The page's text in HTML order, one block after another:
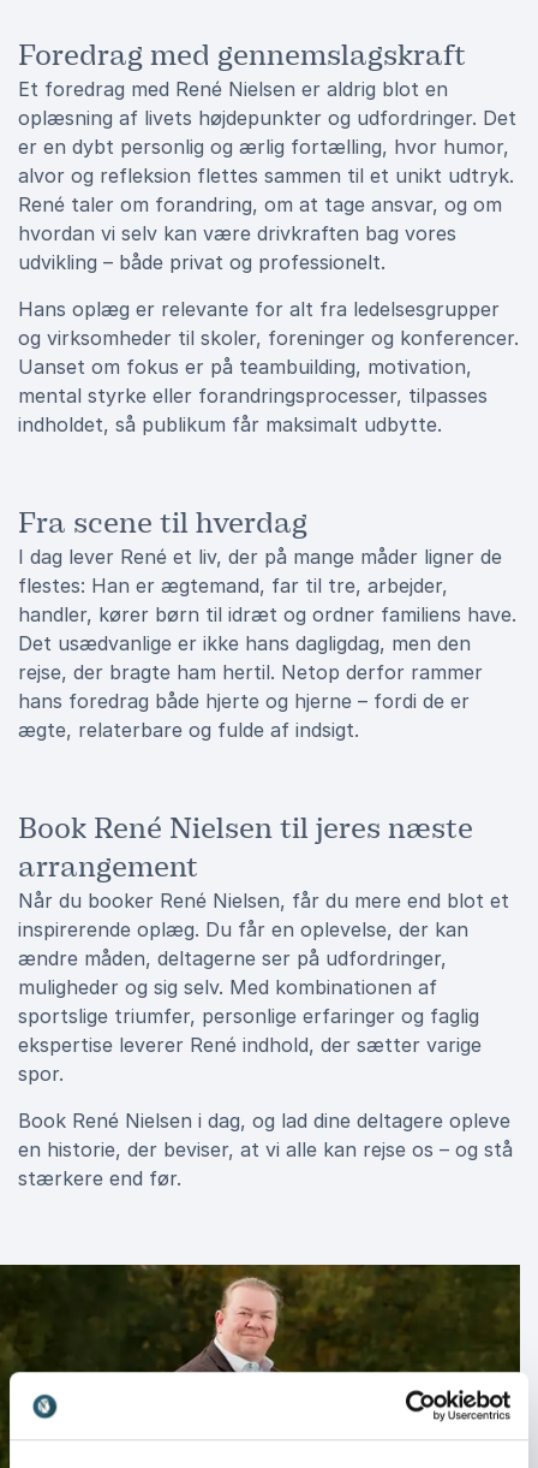
Foredrag med gennemslagskraft
Et foredrag med René Nielsen er aldrig blot en
oplæsning af livets højdepunkter og udfordringer. Det
er en dybt personlig og ærlig fortælling, hvor humor,
alvor og refleksion flettes sammen til et unikt udtryk.
René taler om forandring, om at tage ansvar, og om
hvordan vi selv kan være drivkraften bag vores
udvikling – både privat og professionelt.
Hans oplæg er relevante for alt fra ledelsesgrupper
og virksomheder til skoler, foreninger og konferencer.
Uanset om fokus er på teambuilding, motivation,
mental styrke eller forandringsprocesser, tilpasses
indholdet, så publikum får maksimalt udbytte.
Fra scene til hverdag
I dag lever René et liv, der på mange måder ligner de
flestes: Han er ægtemand, far til tre, arbejder,
handler, kører børn til idræt og ordner familiens have.
Det usædvanlige er ikke hans dagligdag, men den
rejse, der bragte ham hertil. Netop derfor rammer
hans foredrag både hjerte og hjerne – fordi de er
ægte, relaterbare og fulde af indsigt.
Book René Nielsen til jeres næste
arrangement
Når du booker René Nielsen, får du mere end blot et
inspirerende oplæg. Du får en oplevelse, der kan
ændre måden, deltagerne ser på udfordringer,
muligheder og sig selv. Med kombinationen af
sportslige triumfer, personlige erfaringer og faglig
ekspertise leverer René indhold, der sætter varige
spor.
Book René Nielsen i dag, og lad dine deltagere opleve
en historie, der beviser, at vi alle kan rejse os – og stå
stærkere end før.